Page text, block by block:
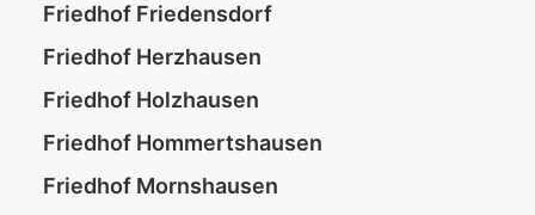
Friedhof Friedensdorf
Friedhof Herzhausen
Friedhof Holzhausen
Friedhof Hommertshausen
Friedhof Mornshausen